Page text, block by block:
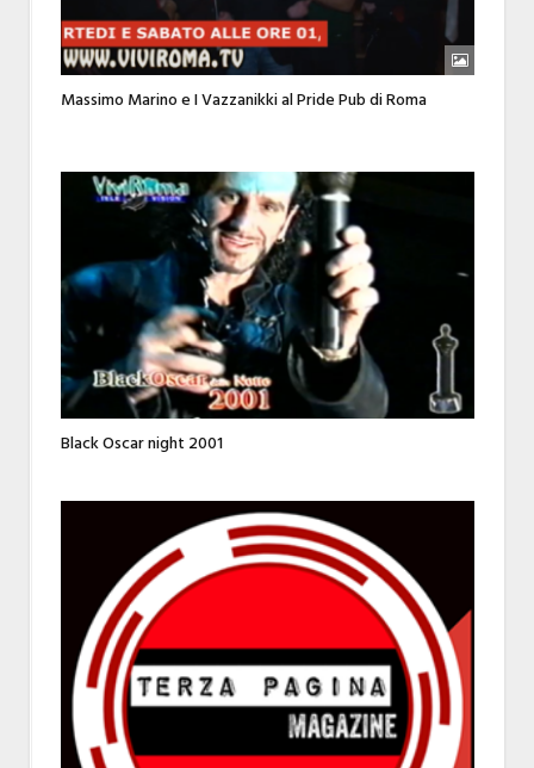
Massimo Marino e I Vazzanikki al Pride Pub di Roma
Black Oscar night 2001